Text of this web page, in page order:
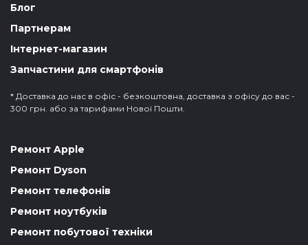
Блог
Партнерам
Інтернет-магазин
Запчастини для смартфонів
* Доставка до нас в офіс - безкоштовна, доставка з офісу до вас -
300 грн. або за тарифами Нової Пошти.
Ремонт Apple
Ремонт Dyson
Ремонт телефонів
Ремонт ноутбуків
Ремонт побутової техніки